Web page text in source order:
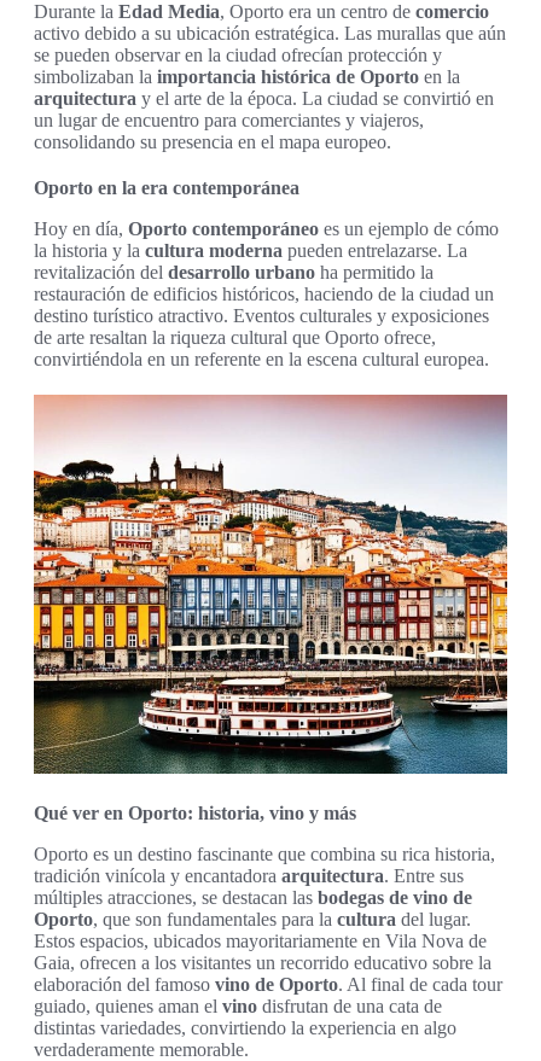
Durante la Edad Media, Oporto era un centro de comercio
activo debido a su ubicación estratégica. Las murallas que aún
se pueden observar en la ciudad ofrecían protección y
simbolizaban la importancia histórica de Oporto en la
arquitectura y el arte de la época. La ciudad se convirtió en
un lugar de encuentro para comerciantes y viajeros,
consolidando su presencia en el mapa europeo.
Oporto en la era contemporánea
Hoy en día, Oporto contemporáneo es un ejemplo de cómo
la historia y la cultura moderna pueden entrelazarse. La
revitalización del desarrollo urbano ha permitido la
restauración de edificios históricos, haciendo de la ciudad un
destino turístico atractivo. Eventos culturales y exposiciones
de arte resaltan la riqueza cultural que Oporto ofrece,
convirtiéndola en un referente en la escena cultural europea.
Qué ver en Oporto: historia, vino y más
Oporto es un destino fascinante que combina su rica historia,
tradición vinícola y encantadora arquitectura. Entre sus
múltiples atracciones, se destacan las bodegas de vino de
Oporto, que son fundamentales para la cultura del lugar.
Estos espacios, ubicados mayoritariamente en Vila Nova de
Gaia, ofrecen a los visitantes un recorrido educativo sobre la
elaboración del famoso vino de Oporto. Al final de cada tour
guiado, quienes aman el vino disfrutan de una cata de
distintas variedades, convirtiendo la experiencia en algo
verdaderamente memorable.